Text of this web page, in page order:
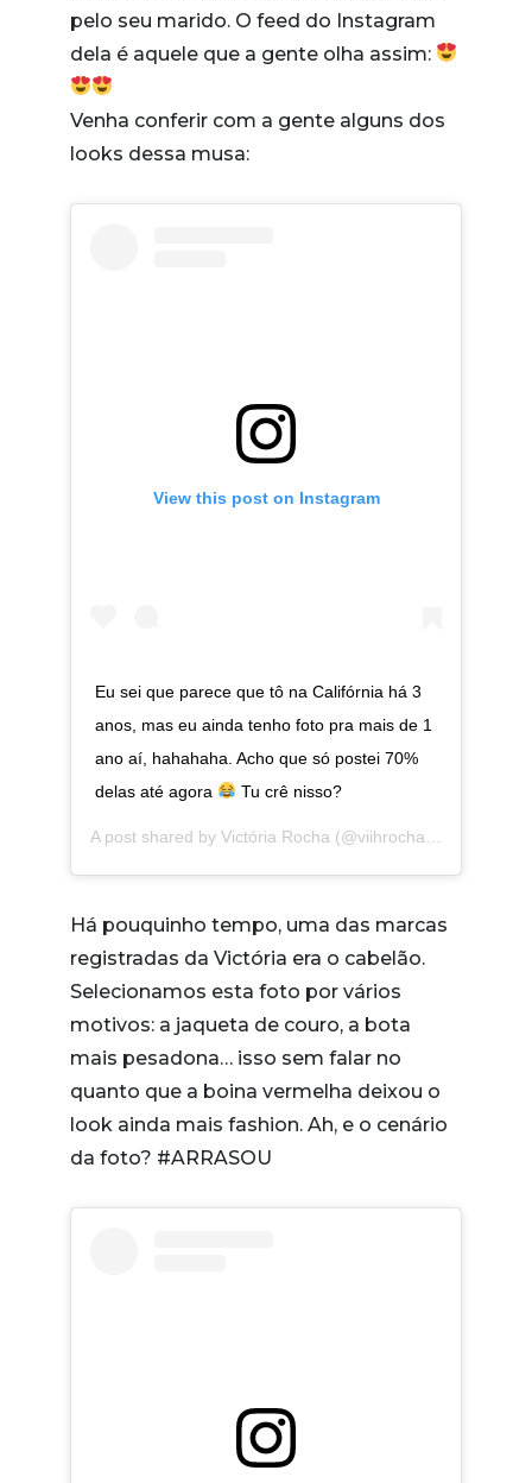
pelo seu marido. O feed do Instagram
dela é aquele que a gente olha assim:
Venha conferir com a gente alguns dos
looks dessa musa:
View this post on Instagram
Eu sei que parece que tô na Califórnia há 3
anos, mas eu ainda tenho foto pra mais de 1
ano aí, hahahaha. Acho que só postei 70%
delas até agora
Tu crê nisso?
A post shared by Victória Rocha (@viihrocha) on
Há pouquinho tempo, uma das marcas
registradas da Victória era o cabelão.
Selecionamos esta foto por vários
motivos: a jaqueta de couro, a bota
mais pesadona… isso sem falar no
quanto que a boina vermelha deixou o
look ainda mais fashion. Ah, e o cenário
da foto? #ARRASOU